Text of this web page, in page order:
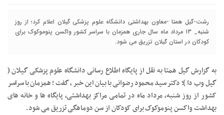
رشت-گیل همتا -معاون بهداشتی دانشگاه علوم پزشکی گیلان اعلام کرد؛ از روز
شنبه_ ۱۳ مرداد ماه سال جاری همزمان با سراسر کشور واکسن پنوموکوک برای
کودکان در استان گیلان تزریق می شود.
به گزارش گیل همتا به نقل از پایگاه اطلاع رسانی دانشگاه علوم پزشکی گیلان (
گیل وب دا )؛ دکتر سید محمود رضوانی با بیان این خبر ، گفت ؛ همزمان با سراسر
کشور از روز شنبه، مرداد ماه در تمامی مراکز بهداشتی، پایگاه ها و خانه های
بهداشت واکسن پنوموکوک برای کودکان از سن دوماهگی تزریق می شود.